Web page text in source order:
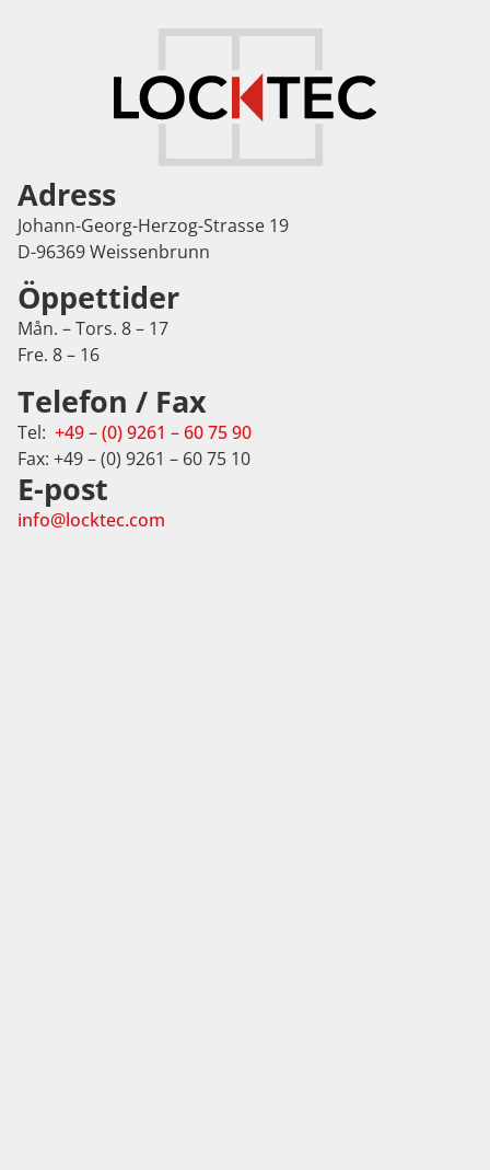
Adress
Johann-Georg-Herzog-Strasse 19
D-96369 Weissenbrunn
Öppettider
Mån. – Tors. 8 – 17
Fre. 8 – 16
Telefon / Fax
Tel: +49 – (0) 9261 – 60 75 90
Fax: +49 – (0) 9261 – 60 75 10
E-post
info@locktec.com